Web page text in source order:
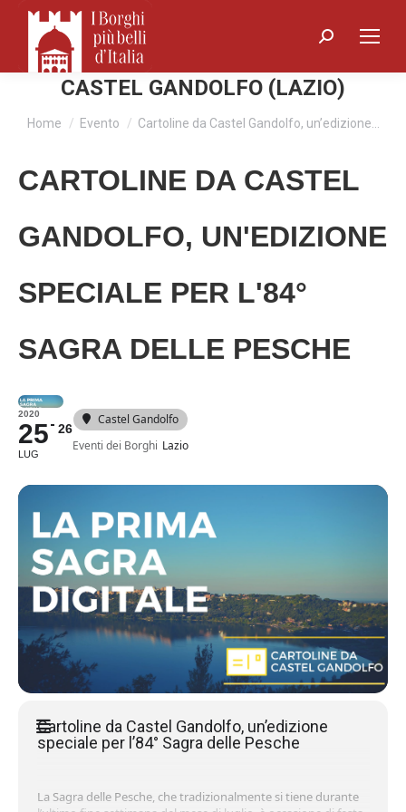
Search:
CASTEL GANDOLFO (LAZIO)
You are here:
Home Evento Cartoline da Castel Gandolfo, un’edizione…
CARTOLINE DA CASTEL
GANDOLFO, UN'EDIZIONE
SPECIALE PER L'84°
SAGRA DELLE PESCHE
2020
25
LUG
26
Castel Gandolfo
Eventi dei Borghi Lazio
Cartoline da Castel Gandolfo, un’edizione
speciale per l’84° Sagra delle Pesche
La Sagra delle Pesche, che tradizionalmente si tiene durante